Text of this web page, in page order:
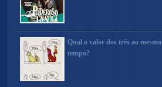
Qual o valor dos três ao mesmo
tempo?